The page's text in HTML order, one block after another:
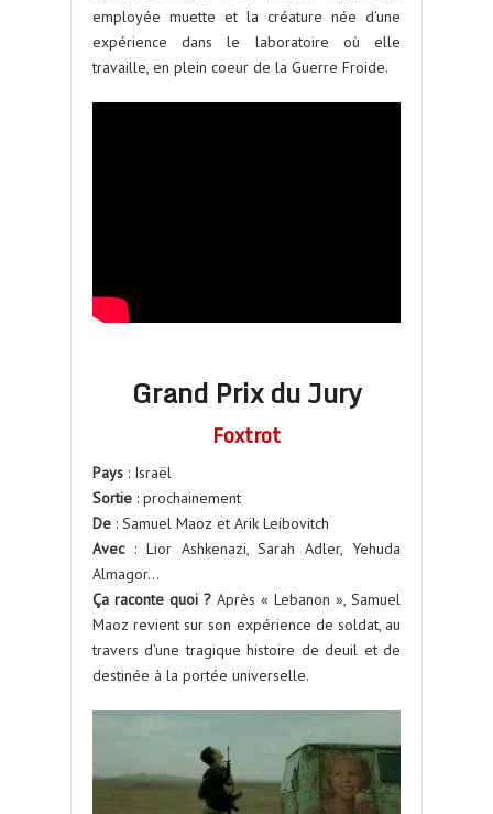
employée muette et la créature née d’une
expérience dans le laboratoire où elle
travaille, en plein coeur de la Guerre Froide.
Grand Prix du Jury
Foxtrot
Pays : Israël
Sortie : prochainement
De : Samuel Maoz et Arik Leibovitch
Avec: Lior Ashkenazi, Sarah Adler, Yehuda
Almagor…
Ça raconte quoi ? Après « Lebanon », Samuel
Maoz revient sur son expérience de soldat, au
travers d’une tragique histoire de deuil et de
destinée à la portée universelle.